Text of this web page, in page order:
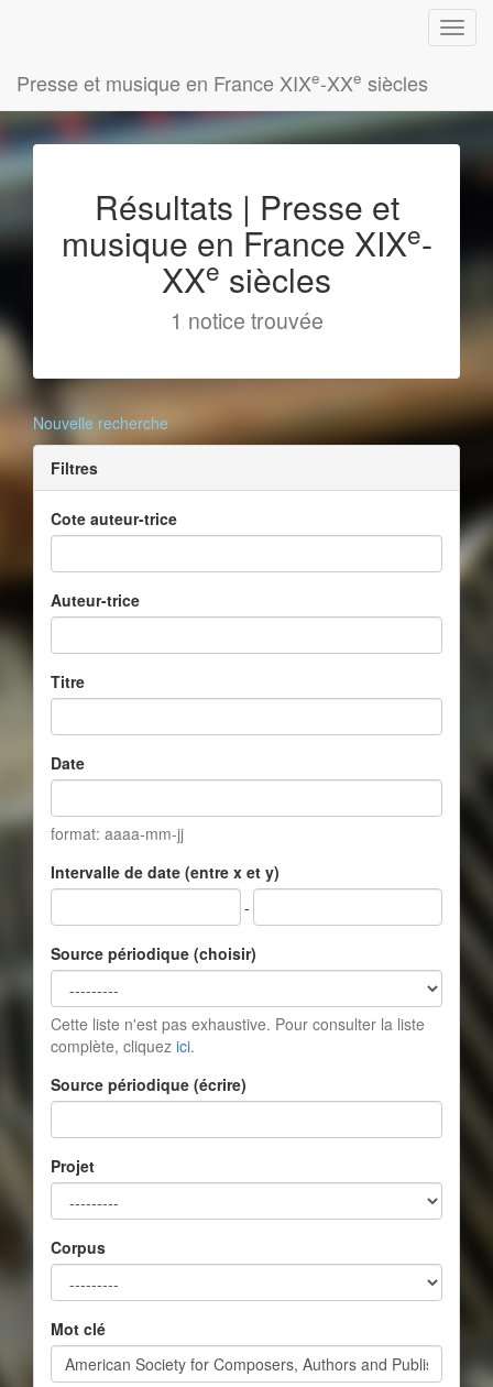
Presse et musique en France XIXe-XXe siècles
Résultats | Presse et
musique en France XIXe-
XXe siècles
1 notice trouvée
Nouvelle recherche
Filtres
Cote auteur-trice
Auteur-trice
Titre
Date
format: aaaa-mm-jj
Intervalle de date (entre x et y)
-
Source périodique (choisir)
Cette liste n'est pas exhaustive. Pour consulter la liste
complète, cliquez ici.
Source périodique (écrire)
Projet
Corpus
Mot clé